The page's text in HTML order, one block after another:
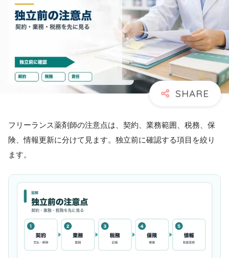
フリーランス薬剤師の注意点は、契約、業務範囲、税務、保
険、情報更新に分けて見ます。独立前に確認する項目を絞り
ます。